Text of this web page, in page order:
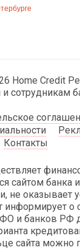
Home Credit
сотрудникам
Контакты
сайтом банка
не оказывает
информирует
и банков РФ
сайта можно